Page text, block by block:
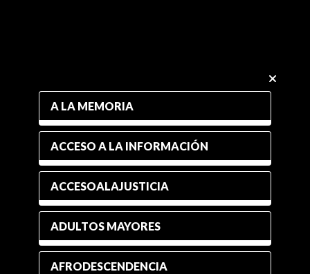
A LA MEMORIA
ACCESO A LA INFORMACIÓN
ACCESOALAJUSTICIA
ADULTOS MAYORES
AFRODESCENDENCIA